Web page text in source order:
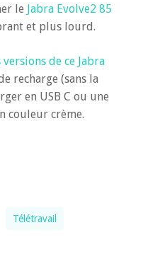
le Jabra Evolve2 85
et plus lourd.
de ce Jabra
recharge (sans la
en USB C ou une
couleur crème.
Télétravail